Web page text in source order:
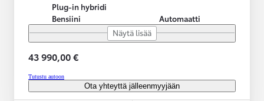
Plug-in hybridi
Bensiini
Automaatti
Näytä lisää
43 990,00 €
Tutustu autoon
Ota yhteyttä jälleenmyyjään